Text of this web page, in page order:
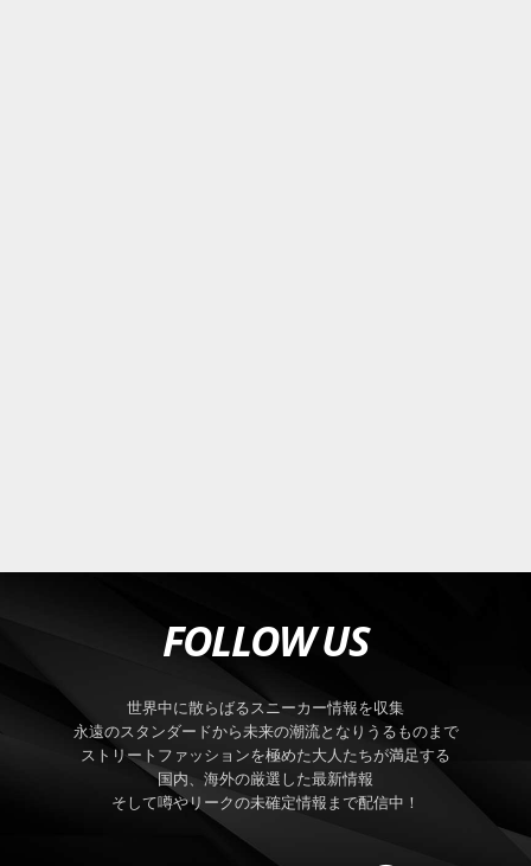
FOLLOW US
世界中に散らばるスニーカー情報を収集
永遠のスタンダードから未来の潮流となりうるものまで
ストリートファッションを極めた大人たちが満足する
国内、海外の厳選した最新情報
そして噂やリークの未確定情報まで配信中！